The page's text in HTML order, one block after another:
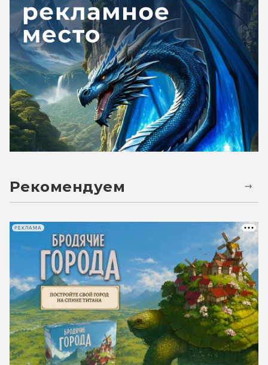
Рекомендуем
РЕКЛАМА